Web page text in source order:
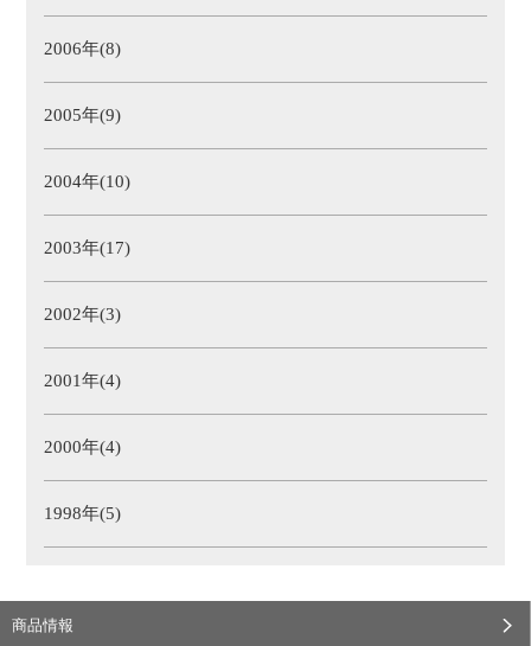
2006年(8)
2005年(9)
2004年(10)
2003年(17)
2002年(3)
2001年(4)
2000年(4)
1998年(5)
商品情報